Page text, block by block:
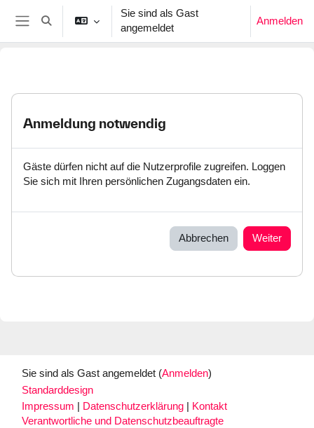
Zum Hauptinhalt
Website-Übersicht
Sucheingabe umschalten
Sie sind als Gast
angemeldet
Anmelden
Anmeldung notwendig
Gäste dürfen nicht auf die Nutzerprofile zugreifen. Loggen
Sie sich mit Ihren persönlichen Zugangsdaten ein.
Abbrechen Weiter
Sie sind als Gast angemeldet (Anmelden)
Standarddesign
Impressum
Datenschutzerklärung
Kontakt
Verantwortliche und Datenschutzbeauftragte